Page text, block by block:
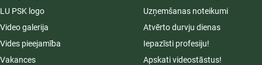
LU PSK logo
Video galerija
Vides pieejamība
Vakances
Uzņemšanas noteikumi
Atvērto durvju dienas
Iepazīsti profesiju!
Apskati videostāstus!